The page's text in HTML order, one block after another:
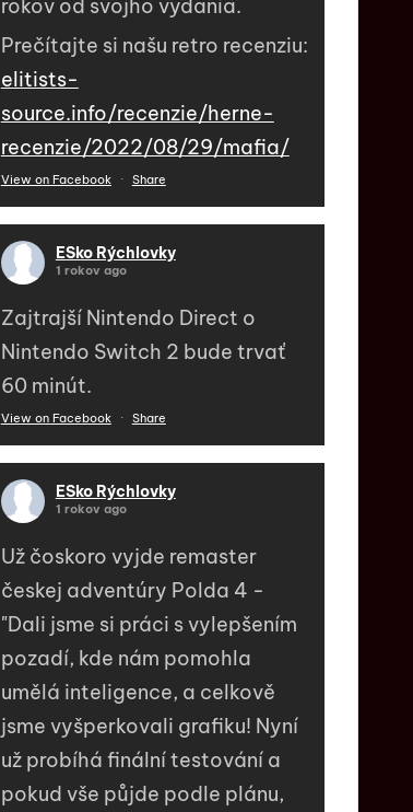
rokov od svojho vydania.
Prečítajte si našu retro recenziu:
elitists-
source.info/recenzie/herne-
recenzie/2022/08/29/mafia/
View on Facebook · Share
ESko Rýchlovky
1 rokov ago
Zajtrajší Nintendo Direct o
Nintendo Switch 2 bude trvať
60 minút.
View on Facebook · Share
ESko Rýchlovky
1 rokov ago
Už čoskoro vyjde remaster
českej adventúry Polda 4 -
"Dali jsme si práci s vylepšením
pozadí, kde nám pomohla
umělá inteligence, a celkově
jsme vyšperkovali grafiku! Nyní
už probíhá finální testování a
pokud vše půjde podle plánu,